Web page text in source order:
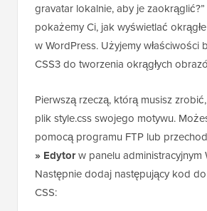
gravatar lokalnie, aby je
pokażemy Ci, jak wyświetlać
w WordPress. Użyjemy właściwości
CSS3 do tworzenia okrągłych
Pierwszą rzeczą, którą musisz
plik style.css swojego motywu.
pomocą programu FTP lub
» Edytorw panelu administracyjnym
Następnie dodaj następujący kod
CSS: